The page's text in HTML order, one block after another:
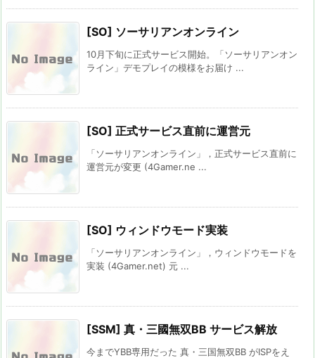
[SO] ソーサリアンオンライン
10月下旬に正式サービス開始。「ソーサリアンオン
ライン」デモプレイの模様をお届け ...
[SO] 正式サービス直前に運営元
「ソーサリアンオンライン」，正式サービス直前に
運営元が変更 (4Gamer.ne ...
[SO] ウィンドウモード実装
「ソーサリアンオンライン」，ウィンドウモードを
実装 (4Gamer.net) 元 ...
[SSM] 真・三國無双BB サービス解放
今までYBB専用だった 真・三国無双BB がISPをえ